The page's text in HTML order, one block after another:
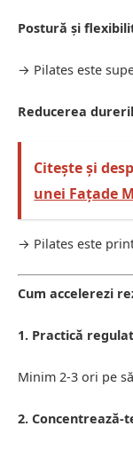
Postură și
→ Pilates este
Reducerea
Citește și
unei Fațade
→ Pilates este
Cum accelerezi
1. Practică regulat
Minim 2-3 ori pe
2. Concentrează-